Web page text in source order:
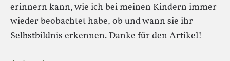
erinnern kann, wie ich bei meinen Kindern immer
wieder beobachtet habe, ob und wann sie ihr
Selbstbildnis erkennen. Danke für den Artikel!